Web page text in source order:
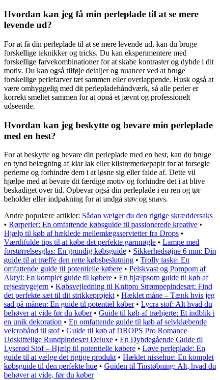
Hvordan kan jeg få min perleplade til at se mere
levende ud?
For at få din perleplade til at se mere levende ud, kan du bruge
forskellige teknikker og tricks. Du kan eksperimentere med
forskellige farvekombinationer for at skabe kontraster og dybde i dit
motiv. Du kan også tilføje detaljer og nuancer ved at bruge
forskellige perlefarver tæt sammen eller overlappende. Husk også at
være omhyggelig med dit perlepladehåndværk, så alle perler er
korrekt smeltet sammen for at opnå et jævnt og professionelt
udseende.
Hvordan kan jeg beskytte og bevare min perleplade
med en hest?
For at beskytte og bevare din perleplade med en hest, kan du bruge
en tynd belægning af klar lak eller klistremerkepapir for at forsegle
perlerne og forhindre dem i at løsne sig eller falde af. Dette vil
hjælpe med at bevare dit færdige motiv og forhindre det i at blive
beskadiget over tid. Opbevar også din perleplade i en ren og tør
beholder eller indpakning for at undgå støv og snavs.
Andre populære artikler: Sådan vælger du den rigtige skræddersaks
• Rørperler: En omfattende købsguide til passionerede kreative •
Hjælp til køb af hæklede mellemlægsservietter fra Drops •
Værdifulde tips til at købe det perfekte garnnøgle • Lampe med
forstørrelsesglas: En grundig købsguide • Sikkerhedsøjne 6 mm: Din
guide til at træffe den rette købsbeslutning • Trolly taske: En
omfattende guide til potentielle købere • Pelskvast og Pompom af
Akryl: En komplet guide til købere • En hjælpsom guide til køb af
rejsestrygejern • Købsvejledning til Knitpro Strømpepindesæt: Find
det perfekte sæt til dit strikkeprojekt • Hæklet måne – Tænk hvis jeg
sad på månen: En guide til potentiel køber• Lycra stof: Alt hvad du
behøver at vide før du køber• Guide til køb af træhjerte: Et indblik i
en unik dekoration • En omfattende guide til køb af selvklæbende
velcrobånd til stof• Guide til køb af DROPS Pro Romance
Udskiftelige Rundpindesæt Deluxe • En Dybdegående Guide til
Lyserød Stof – Hjælp til potentielle købere • Løve perleplade: En
guide til at vælge det rigtige produkt • Hæklet nissehue: En komplet
købsguide til den perfekte hue • Guiden til Tinstøbning: Alt, hvad du
behøver at vide, før du køber